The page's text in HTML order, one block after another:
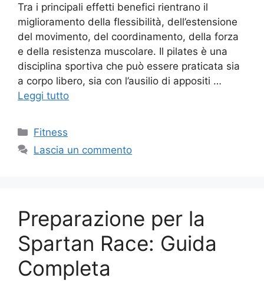
Tra i principali effetti benefici rientrano il
miglioramento della flessibilità, dell’estensione
del movimento, del coordinamento, della forza
e della resistenza muscolare. Il pilates è una
disciplina sportiva che può essere praticata sia
a corpo libero, sia con l’ausilio di appositi …
Leggi tutto
Fitness
Lascia un commento
Preparazione per la
Spartan Race: Guida
Completa